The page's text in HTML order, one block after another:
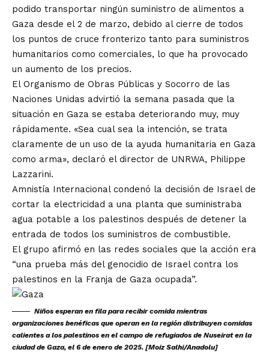
podido transportar ningún suministro de alimentos a
Gaza desde el 2 de marzo, debido al cierre de todos
los puntos de cruce fronterizo tanto para suministros
humanitarios como comerciales, lo que ha provocado
un aumento de los precios.
El Organismo de Obras Públicas y Socorro de las
Naciones Unidas advirtió la semana pasada que la
situación en Gaza se estaba deteriorando muy, muy
rápidamente. «Sea cual sea la intención, se trata
claramente de un uso de la ayuda humanitaria en Gaza
como arma», declaró el director de UNRWA, Philippe
Lazzarini.
Amnistía Internacional condenó la decisión de Israel de
cortar la electricidad a una planta que suministraba
agua potable a los palestinos después de detener la
entrada de todos los suministros de combustible.
El grupo afirmó en las redes sociales que la acción era
“una prueba más del genocidio de Israel contra los
palestinos en la Franja de Gaza ocupada”.
Niños esperan en fila para recibir comida mientras
organizaciones benéficas que operan en la región distribuyen comidas
calientes a los palestinos en el campo de refugiados de Nuseirat en la
ciudad de Gaza, el 6 de enero de 2025. [Moiz Salhi/Anadolu]